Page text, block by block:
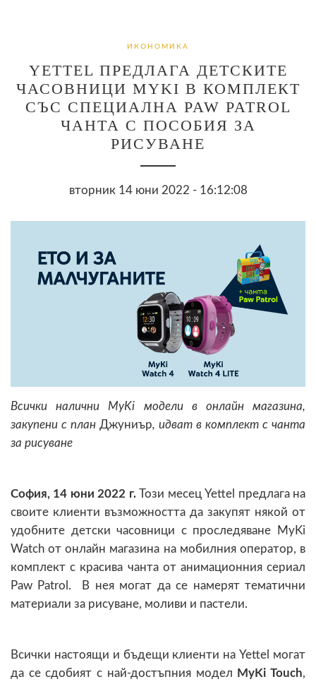
ИКОНОМИКА
YETTEL ПРЕДЛАГА ДЕТСКИТЕ
ЧАСОВНИЦИ MYKI В КОМПЛЕКТ
СЪС СПЕЦИАЛНА PAW PATROL
ЧАНТА С ПОСОБИЯ ЗА
РИСУВАНЕ
вторник 14 юни 2022 - 16:12:08
Всички налични MyKi модели в онлайн магазина,
закупени с план Джуниър, идват в комплект с чанта
за рисуване
София, 14 юни 2022 г.Този месец Yettel предлага на
своите клиенти възможността да закупят някой от
удобните детски часовници с проследяване MyKi
Watch от онлайн магазина на мобилния оператор, в
комплект с красива чанта от анимационния сериал
Paw Patrol. В нея могат да се намерят тематични
материали за рисуване, моливи и пастели.
Всички настоящи и бъдещи клиенти на Yettel могат
да се сдобият с най-достъпния модел MyKi Touch,